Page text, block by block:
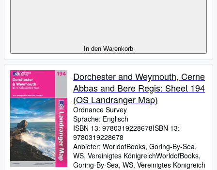
In den Warenkorb
Dorchester and Weymouth, Cerne
Abbas and Bere Regis: Sheet 194
(OS Landranger Map)
Ordnance Survey
Sprache: Englisch
ISBN 13: 9780319228678ISBN 13:
9780319228678
Anbieter: WorldofBooks, Goring-By-Sea,
WS, Vereinigtes KönigreichWorldofBooks,
Goring-By-Sea, WS, Vereinigtes Königreich